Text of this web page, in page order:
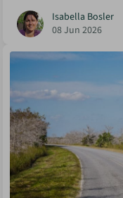
Isabella Bosler
08 Jun 2026